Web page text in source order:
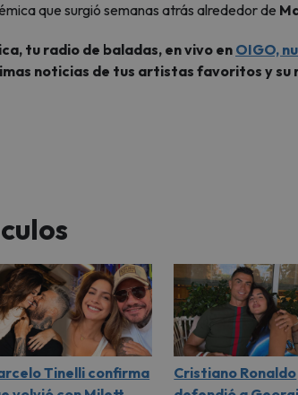
que surgió semanas atrás alrededor de
tu radio de baladas, en vivo enOIGO,
noticias de tus artistas favoritos y su
Tinelli confirma
Cristiano Ronaldo